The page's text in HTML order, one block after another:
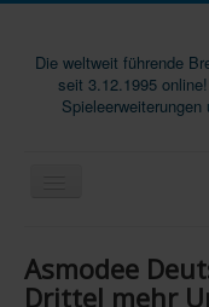
Die weltweit führende
seit 3.12.1995
Magazine
Asmodee
Drittel mehr